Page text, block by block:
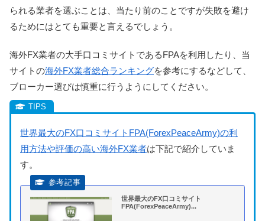
られる業者を選ぶことは、当たり前のことですが失敗を避け
るためにはとても重要と言えるでしょう。
海外FX業者の大手口コミサイトであるFPAを利用したり、当
サイトの海外FX業者総合ランキングを参考にするなどして、
ブローカー選びは慎重に行うようにしてください。
世界最大のFX口コミサイトFPA(ForexPeaceArmy)の利
用方法や評価の高い海外FX業者は下記で紹介していま
す。
世界最大のFX口コミサイト
FPA(ForexPeaceArmy)...